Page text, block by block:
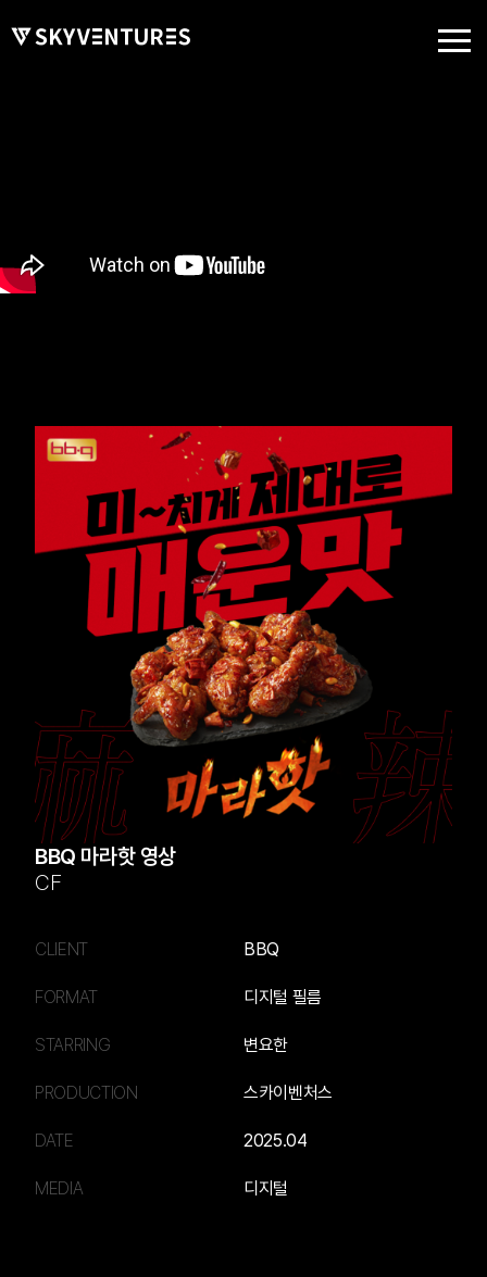
BBQ 마라핫 영상
CF
CLIENT BBQ
FORMAT 디지털 필름
STARRING 변요한
PRODUCTION 스카이벤처스
DATE 2025.04
MEDIA 디지털